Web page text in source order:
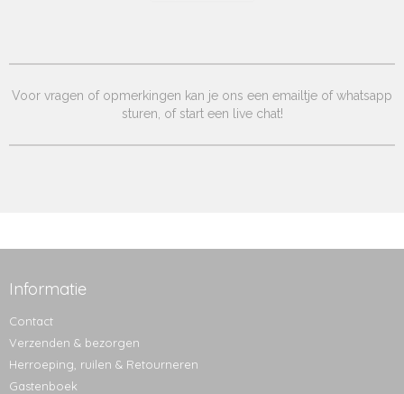
Voor vragen of opmerkingen kan je ons een emailtje of whatsapp
sturen, of start een live chat!
Informatie
Contact
Verzenden & bezorgen
Herroeping, ruilen & Retourneren
Gastenboek